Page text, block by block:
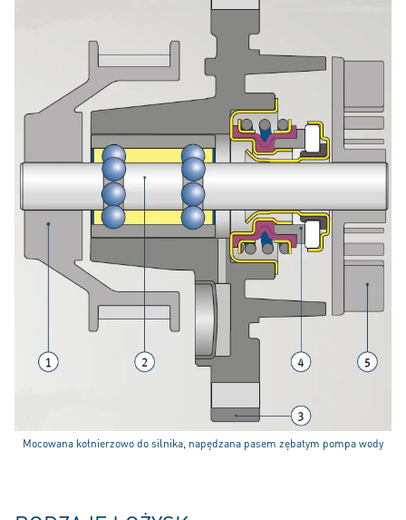
Mocowana kołnierzowo do silnika, napędzana pasem zębatym pompa wody